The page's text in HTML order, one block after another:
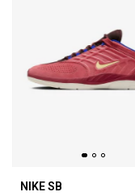
NIKE SB